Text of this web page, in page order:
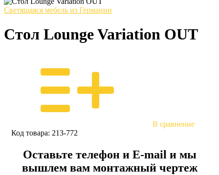
Светящаяся мебель из Германии
Стол Lounge Variation OUT
В сравнение
Код товара: 213-772
Оставьте телефон и E-mail и мы
вышлем вам монтажный чертеж